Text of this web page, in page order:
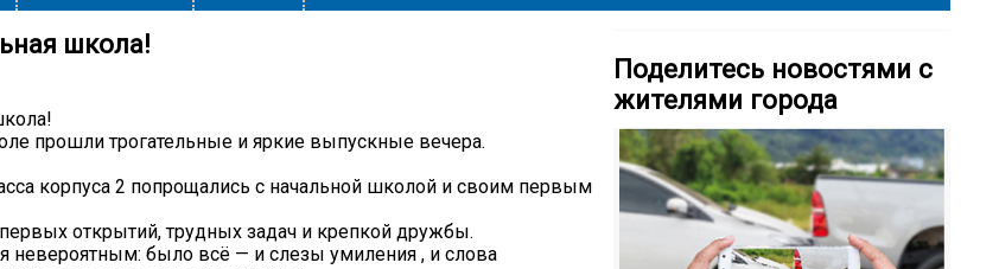
школа!
прошли трогательные и яркие выпускные вечера.
корпуса 2 попрощались с начальной школой и своим первым
открытий, трудных задач и крепкой дружбы.
невероятным: было всё — и слезы умиления , и слова
Поделитесь новостями с
жителями города